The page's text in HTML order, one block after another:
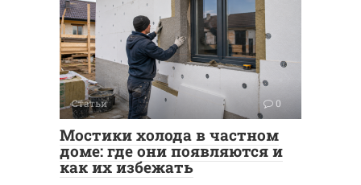
Статьи 0
Мостики холода в частном
доме: где они появляются и
как их избежать